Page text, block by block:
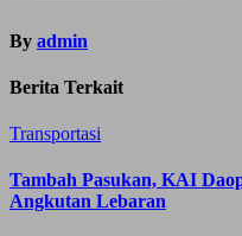
By admin
Berita Terkait
Transportasi
Tambah Pasukan, KAI
Angkutan Lebaran